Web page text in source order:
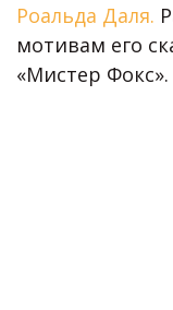
Роальда Даля.
мотивам его
«Мистер Фокс».